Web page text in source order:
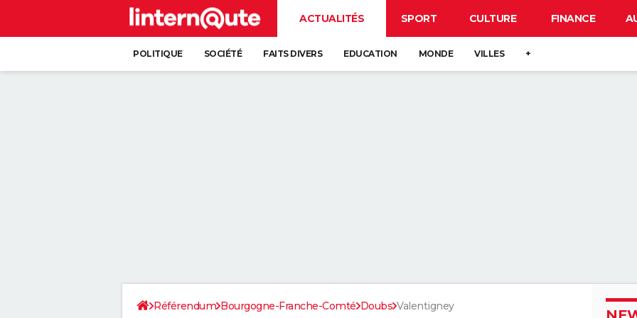
ACTUALITÉS SPORT CULTURE FINANCE
POLITIQUE SOCIÉTÉ FAITS DIVERS EDUCATION MONDE VILLES +
Référendum Bourgogne-Franche-Comté Doubs Valentigney